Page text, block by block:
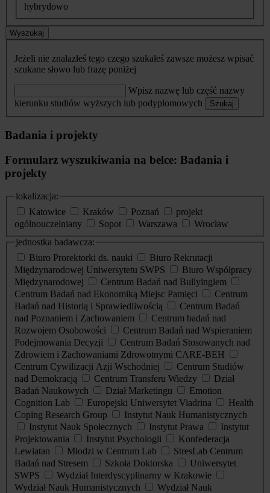
hybrydowo
Wyszukaj
Jeżeli nie znalazłeś tego czego szukałeś zawsze możesz wpisać
szukane słowo lub frazę poniżej
Wpisz nazwę lub część nazwy
kierunku studiów wyższych lub podyplomowych
Szukaj
Badania i projekty
Formularz wyszukiwania na belce: Badania i
projekty
lokalizacja:
Katowice
Kraków Poznań
projekt
ogólnouczelniany
Sopot Warszawa
Wrocław
jednostka badawcza:
Biuro Prorektorki ds. nauki
Biuro Rekrutacji
Międzynarodowej Uniwersytetu SWPS
Biuro Współpracy
Międzynarodowej
Centrum Badań nad Bullyingiem
Centrum Badań nad Ekonomiką Miejsc Pamięci
Centrum
Badań nad Historią i Sprawiedliwością
Centrum Badań
nad Poznaniem i Zachowaniem
Centrum badań nad
Rozwojem Osobowości
Centrum Badań nad Wspieraniem
Podejmowania Decyzji
Centrum Badań Stosowanych nad
Zdrowiem i Zachowaniami Zdrowotnymi CARE-BEH
Centrum Cywilizacji Azji Wschodniej
Centrum Studiów
nad Demokracją
Centrum Transferu Wiedzy
Dział
Badań Naukowych
Dział Marketingu
Emotion
Cognition Lab
Europejski Uniwersytet Viadrina
Health
Coping Research Group
Instytut Nauk Humanistycznych
Instytut Nauk Społecznych
Instytut Prawa
Instytut
Projektowania
Instytut Psychologii
Konfederacja
Lewiatan
Młodzi w Centrum Lab
StresLab Centrum
Badań nad Stresem
Szkoła Doktorska
Uniwersytet
SWPS
Wydział Interdyscyplinarny w Krakowie
Wydział Nauk Humanistycznych
Wydział Nauk